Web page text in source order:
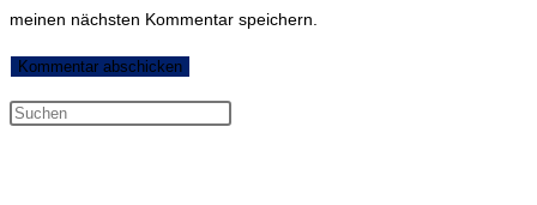
meinen nächsten Kommentar speichern.